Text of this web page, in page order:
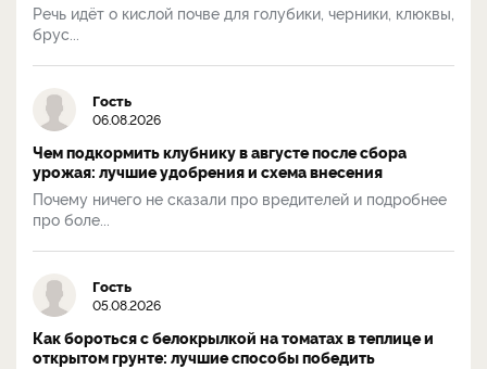
Речь идёт о кислой почве для голубики, черники, клюквы,
брус...
Гость
06.08.2026
Чем подкормить клубнику в августе после сбора
урожая: лучшие удобрения и схема внесения
Почему ничего не сказали про вредителей и подробнее
про боле...
Гость
05.08.2026
Как бороться с белокрылкой на томатах в теплице и
открытом грунте: лучшие способы победить